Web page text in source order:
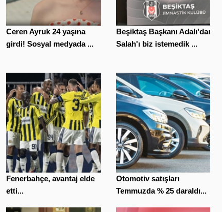
Ceren Ayruk 24 yaşına
girdi! Sosyal medyada ...
Beşiktaş Başkanı Adalı'dan
Salah'ı biz istemedik ...
Fenerbahçe, avantaj elde
etti...
Otomotiv satışları
Temmuzda % 25 daraldı...